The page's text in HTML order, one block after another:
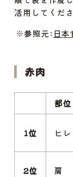
活用してくださ
※参照元: 日
赤肉
部位
1位 ヒレ
2位 肩